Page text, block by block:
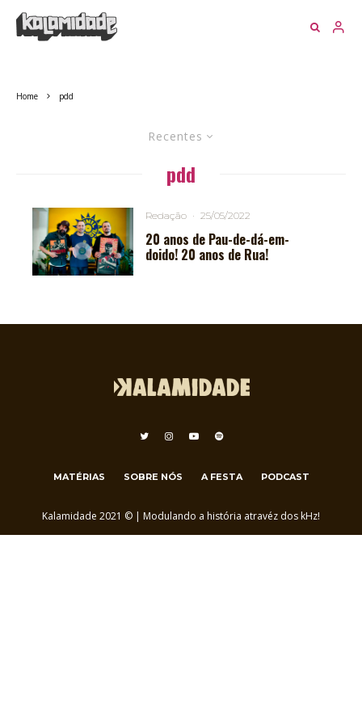
Home pdd
Recentes
pdd
Redação · 25/05/2022
20 anos de Pau-de-dá-em-
doido! 20 anos de Rua!
MATÉRIAS SOBRE NÓS A FESTA PODCAST
Kalamidade 2021 © | Modulando a história atravéz dos kHz!